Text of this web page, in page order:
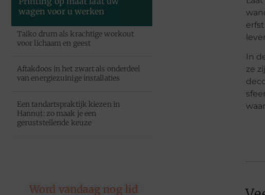
wagen voor u werken
Taiko drum als krachtige workout
voor lichaam en geest
Aftakdoos in het zwart als onderdeel
van energiezuinige installaties
Een tandartspraktijk kiezen in
Hannut: zo maak je een
geruststellende keuze
Word vandaag nog lid
In
ze